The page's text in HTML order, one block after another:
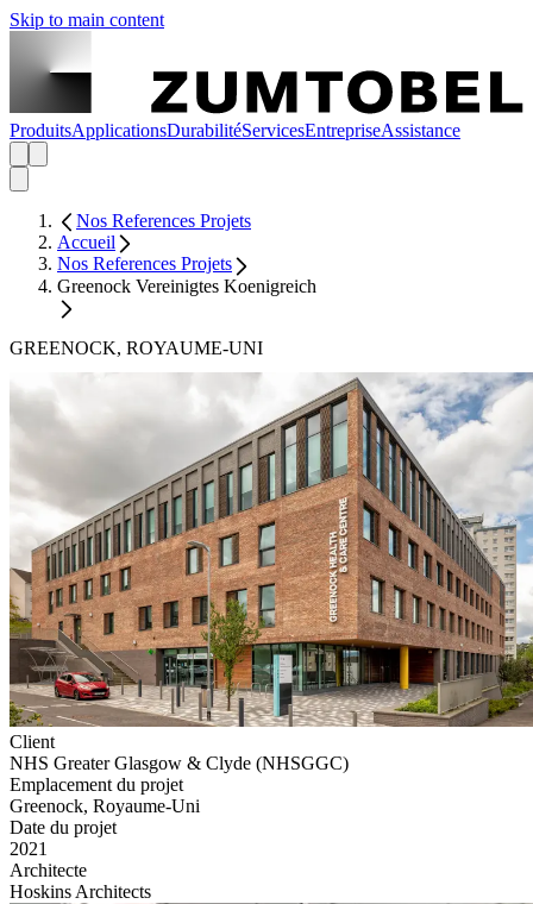
Skip to main content
ProduitsApplicationsDurabilitéServicesEntrepriseAssistance
Nos References Projets
Accueil
Nos References Projets
Greenock Vereinigtes Koenigreich
GREENOCK, ROYAUME-UNI
Client
NHS Greater Glasgow & Clyde (NHSGGC)
Emplacement du projet
Greenock, Royaume-Uni
Date du projet
2021
Architecte
Hoskins Architects